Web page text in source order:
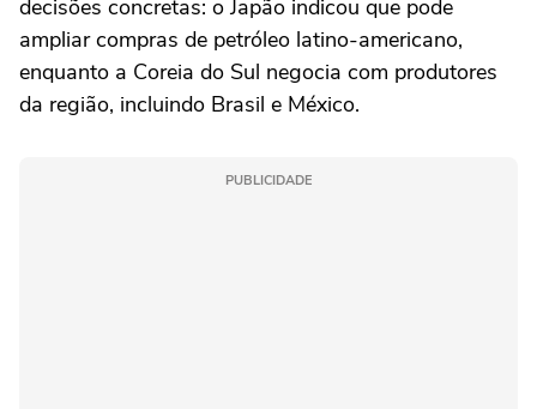
decisões concretas: o Japão indicou que pode
ampliar compras de petróleo latino-americano,
enquanto a Coreia do Sul negocia com produtores
da região, incluindo Brasil e México.
PUBLICIDADE